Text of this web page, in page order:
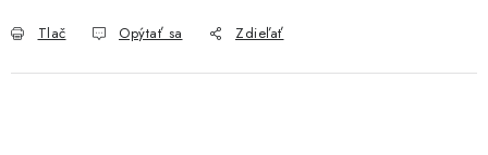
Tlač Opýtať sa Zdieľať